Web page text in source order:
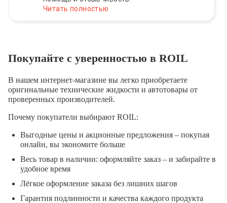
Читать полностью
Покупайте с уверенностью в ROIL
В нашем интернет-магазине вы легко приобретаете
оригинальные технические жидкости и автотовары от
проверенных производителей.
Почему покупатели выбирают ROIL:
Выгодные цены и акционные предложения – покупая
онлайн, вы экономите больше
Весь товар в наличии: оформляйте заказ – и забирайте в
удобное время
Лёгкое оформление заказа без лишних шагов
Гарантия подлинности и качества каждого продукта